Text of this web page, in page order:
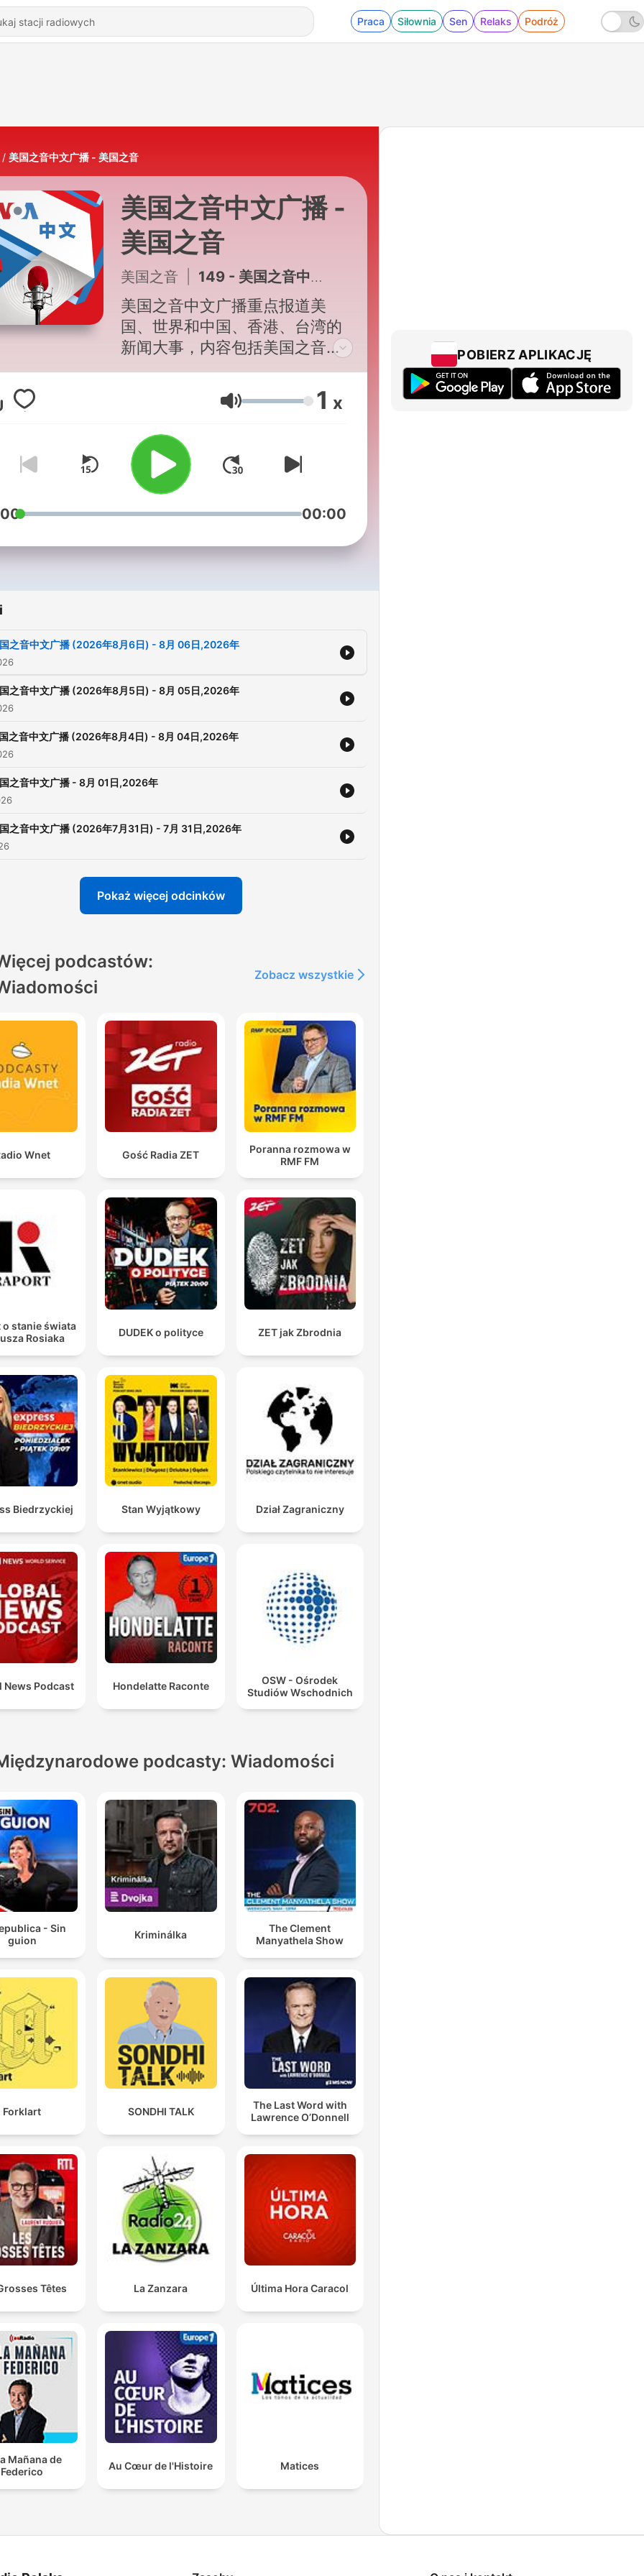
Praca Siłownia Sen Relaks Podróż
美国之音中文广播 - 美国之音
美国之音中文广播 -
美国之音
美国之音 149 - 美国之音中文广播 (2026年8月6日) - 8月 06日,2026年
美国之音中文广播重点报道美
国、世界和中国、香港、台湾的
新闻大事，内容包括美国之音驻
世界各地记者的报道，其中有中
文部记者和特约记者的采访报
道，背景报道、世界报章杂志文
章介绍以及新闻评论等等。美东
时间周一至周五下午5点，北京时
间周二至周六早上6点，敬请准时
收听。
Głośność 1 x
00:00
之音中文广播 (2026年8月6日) - 8月 06日,2026年
之音中文广播 (2026年8月5日) - 8月 05日,2026年
之音中文广播 (2026年8月4日) - 8月 04日,2026年
之音中文广播 - 8月 01日,2026年
之音中文广播 (2026年7月31日) - 7月 31日,2026年
Pokaż więcej odcinków
podcastów:
Zobacz wszystkie
Wnet Gość Radia ZET
Poranna rozmowa w
RMF FM
o stanie świata
Rosiaka
DUDEK o polityce ZET jak Zbrodnia
Biedrzyckiej Stan Wyjątkowy Dział Zagraniczny
News Podcast Hondelatte Raconte
OSW - Ośrodek
Studiów Wschodnich
podcasty: Wiadomości
- Sin
guion
Kriminálka
The Clement
Manyathela Show
Forklart SONDHI TALK
The Last Word with
Lawrence O’Donnell
Têtes La Zanzara Última Hora Caracol
Mañana de
Federico
Au Cœur de l'Histoire Matices
POBIERZ APLIKACJĘ